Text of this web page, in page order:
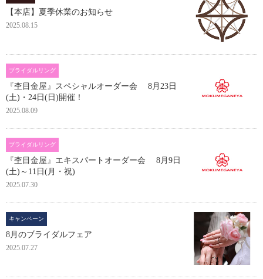
【本店】夏季休業のお知らせ
2025.08.15
ブライダルリング
『杢目金屋』スペシャルオーダー会 8月23日
(土)・24日(日)開催！
2025.08.09
ブライダルリング
『杢目金屋』エキスパートオーダー会 8月9日
(土)～11日(月・祝)
2025.07.30
キャンペーン
8月のブライダルフェア
2025.07.27